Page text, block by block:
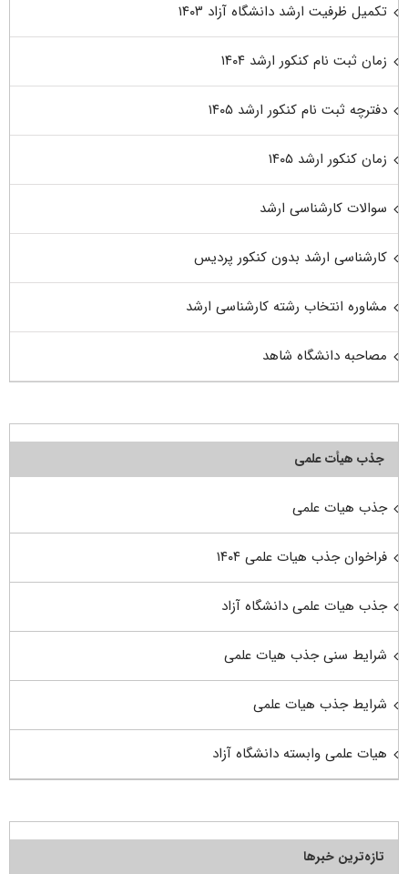
تکمیل ظرفیت ارشد دانشگاه آزاد ۱۴۰۳
زمان ثبت نام کنکور ارشد ۱۴۰۴
دفترچه ثبت نام کنکور ارشد ۱۴۰۵
زمان کنکور ارشد ۱۴۰۵
سوالات کارشناسی ارشد
کارشناسی ارشد بدون کنکور پردیس
مشاوره انتخاب رشته کارشناسی ارشد
مصاحبه دانشگاه شاهد
جذب هیأت علمی
جذب هیات علمی
فراخوان جذب هیات علمی ۱۴۰۴
جذب هیات علمی دانشگاه آزاد
شرایط سنی جذب هیات علمی
شرایط جذب هیات علمی
هیات علمی وابسته دانشگاه آزاد
تازه‌ترین خبرها